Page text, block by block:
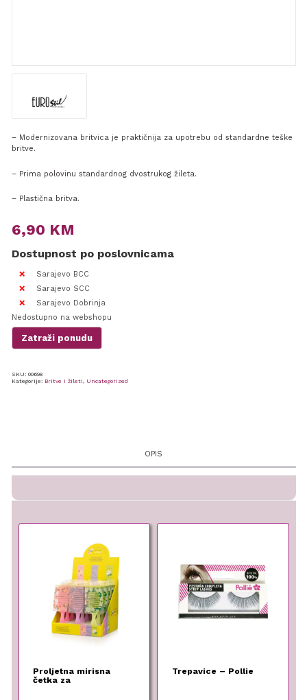
– Modernizovana britvica je praktičnija za upotrebu od standardne teške
britve.
– Prima polovinu standardnog dvostrukog žileta.
– Plastična britva.
6,90 KM
Dostupnost po poslovnicama
Sarajevo BCC
Sarajevo SCC
Sarajevo Dobrinja
Nedostupno na webshopu
Zatraži ponudu
SKU: 00698
Kategorije: Britve i žileti, Uncategorized
OPIS
Proljetna mirisna
četka za
Trepavice – Pollie